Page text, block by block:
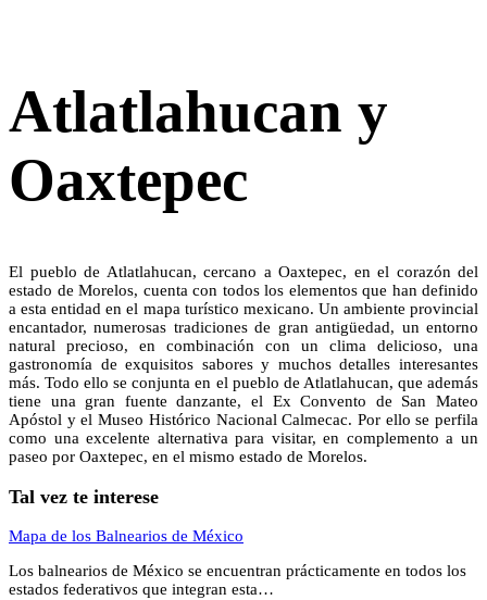
Atlatlahucan y
Oaxtepec
El pueblo de Atlatlahucan, cercano a Oaxtepec, en el corazón del
estado de Morelos, cuenta con todos los elementos que han definido
a esta entidad en el mapa turístico mexicano. Un ambiente provincial
encantador, numerosas tradiciones de gran antigüedad, un entorno
natural precioso, en combinación con un clima delicioso, una
gastronomía de exquisitos sabores y muchos detalles interesantes
más. Todo ello se conjunta en el pueblo de Atlatlahucan, que además
tiene una gran fuente danzante, el Ex Convento de San Mateo
Apóstol y el Museo Histórico Nacional Calmecac. Por ello se perfila
como una excelente alternativa para visitar, en complemento a un
paseo por Oaxtepec, en el mismo estado de Morelos.
Tal vez te interese
Mapa de los Balnearios de México
Los balnearios de México se encuentran prácticamente en todos los
estados federativos que integran esta…